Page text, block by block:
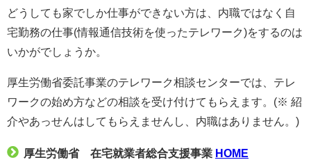
どうしても家でしか仕事ができない方は、内職ではなく自
宅勤務の仕事(情報通信技術を使ったテレワーク)をするのは
いかがでしょうか。
厚生労働省委託事業のテレワーク相談センターでは、テレ
ワークの始め方などの相談を受け付けてもらえます。(※ 紹
介やあっせんはしてもらえませんし、内職はありません。)
厚生労働省 在宅就業者総合支援事業 HOME